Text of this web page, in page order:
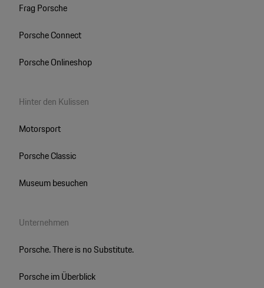
Frag Porsche
Porsche Connect
Porsche Onlineshop
Hinter den Kulissen
Motorsport
Porsche Classic
Museum besuchen
Unternehmen
Porsche. There is no Substitute.
Porsche im Überblick